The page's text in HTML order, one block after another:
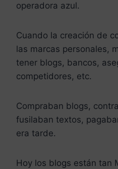
operadora azul.
Cuando la creación de
las marcas personales,
tener blogs, bancos,
competidores, etc.
Compraban blogs,
fusilaban textos,
era tarde.
Hoy los blogs están tan